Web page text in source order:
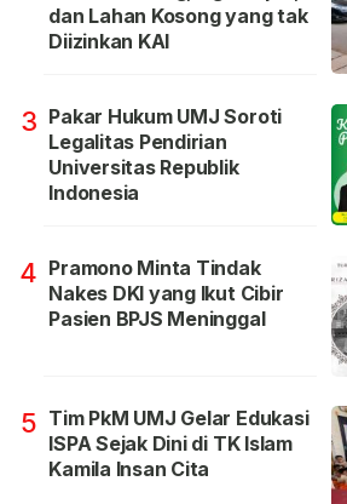
dan Lahan Kosong yang tak
Diizinkan KAI
3 Pakar Hukum UMJ Soroti
Legalitas Pendirian
Universitas Republik
Indonesia
4 Pramono Minta Tindak
Nakes DKI yang Ikut Cibir
Pasien BPJS Meninggal
5 Tim PkM UMJ Gelar Edukasi
ISPA Sejak Dini di TK Islam
Kamila Insan Cita